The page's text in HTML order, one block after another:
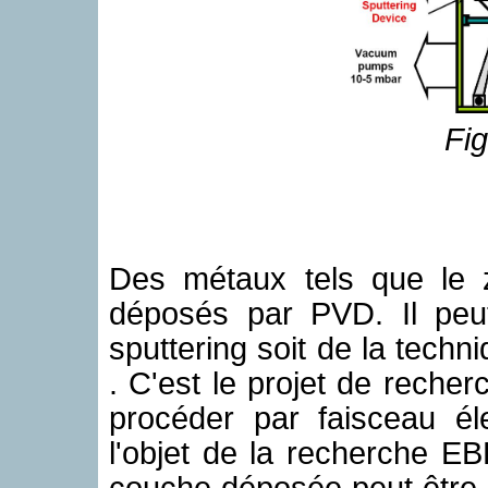
Des métaux tels que le
déposés par PVD. Il
sputtering soit de la
. C'est le projet de
procéder par faisceau
l'objet de la recherche